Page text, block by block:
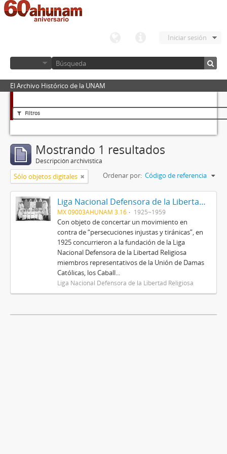
Iniciar sesión
El Archivo Histórico de la UNAM
Filtros
Mostrando 1 resultados
Descripción archivística
Sólo objetos digitales Ordenar por: Código de referencia
Liga Nacional Defensora de la Libertad Religiosa
MX 09003AHUNAM 3.16 1925~1959
Con objeto de concertar un movimiento en
contra de “persecuciones injustas y tiránicas”, en
1925 concurrieron a la fundación de la Liga
Nacional Defensora de la Libertad Religiosa
miembros representativos de la Unión de Damas
Católicas, los Caball...
Liga Nacional Defensora de la Libertad Religiosa